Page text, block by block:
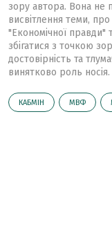
зору автора. Вона не
висвітлення теми,
"Економічної правди"
збігатися з точкою
достовірність та
винятково роль носія.
КАБМІН МВФ